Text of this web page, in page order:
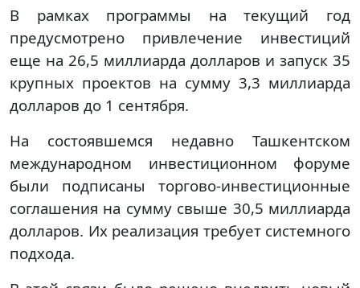
В рамках программы на текущий год
предусмотрено привлечение инвестиций
еще на 26,5 миллиарда долларов и запуск 35
крупных проектов на сумму 3,3 миллиарда
долларов до 1 сентября.
На состоявшемся недавно Ташкентском
международном инвестиционном форуме
были подписаны торгово-инвестиционные
соглашения на сумму свыше 30,5 миллиарда
долларов. Их реализация требует системного
подхода.